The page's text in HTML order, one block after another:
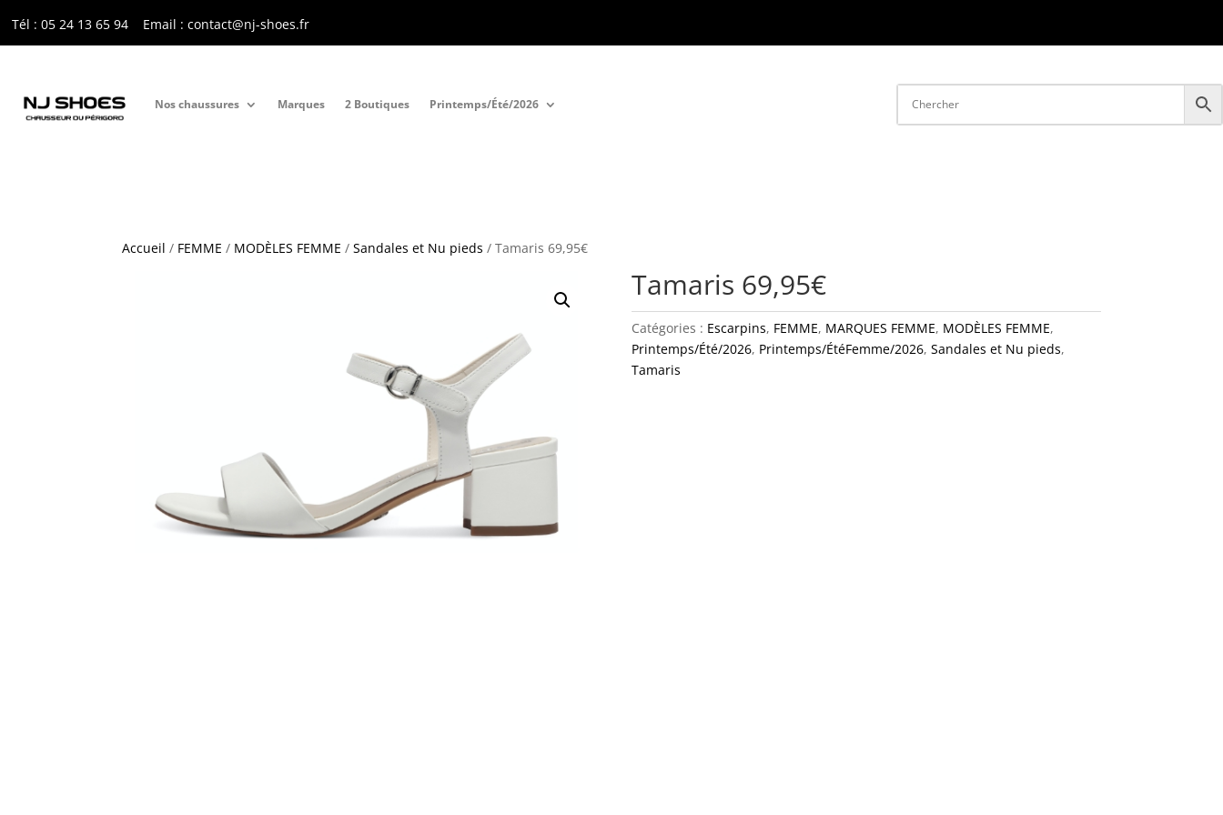
Tél : 05 24 13 65 94 Email : contact@nj-shoes.fr
Nos chaussures Marques 2 Boutiques Printemps/Été/2026
Accueil / FEMME / MODÈLES FEMME /Sandales et Nu pieds / Tamaris 69,95€
Tamaris 69,95€
Catégories : Escarpins, FEMME, MARQUES FEMME, MODÈLES FEMME,
Printemps/Été/2026, Printemps/ÉtéFemme/2026, Sandales et Nu pieds,
Tamaris